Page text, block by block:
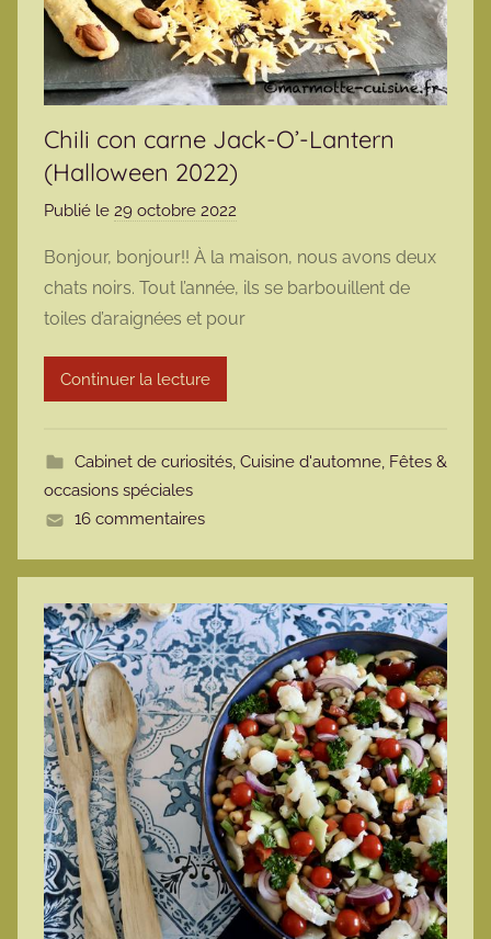
Chili con carne Jack-O’-Lantern
(Halloween 2022)
Publié le 29 octobre 2022
r
m
a
t
Bonjour, bonjour!! À la maison, nous avons deux
chats noirs. Tout l’année, ils se barbouillent de
toiles d’araignées et pour
Continuer la lecture
Cabinet de curiosités, Cuisine d'automne, Fêtes &
occasions spéciales
16 commentaires